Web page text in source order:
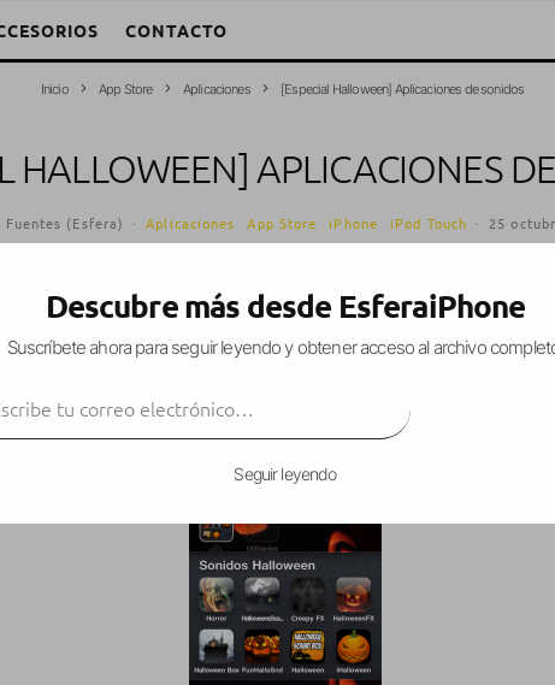
CONTACTO
Inicio App Store Aplicaciones [Especial Halloween] Aplicaciones de sonidos
HALLOWEEN] APLICACIONES
(Esfera) · Aplicaciones App Store iPhone iPod Touch · 25
semana que viene se celebraHalloween,
relacionadas con la fiesta de las brujas
Descubre más desde EsferaiPhone
Suscríbete ahora para seguir leyendo y obtener acceso al archivo
Seguir leyendo